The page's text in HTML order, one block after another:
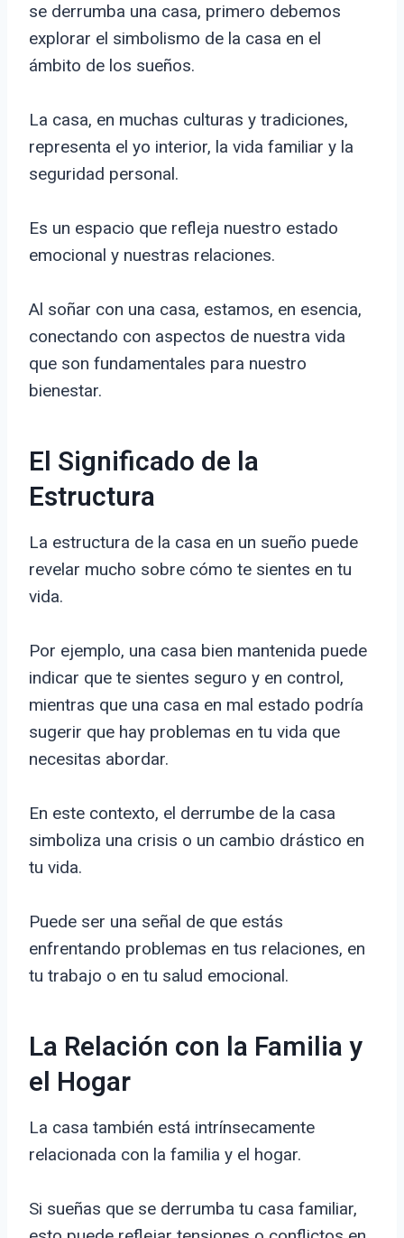
se derrumba una casa, primero debemos
explorar el simbolismo de la casa en el
ámbito de los sueños.
La casa, en muchas culturas y tradiciones,
representa el yo interior, la vida familiar y la
seguridad personal.
Es un espacio que refleja nuestro estado
emocional y nuestras relaciones.
Al soñar con una casa, estamos, en esencia,
conectando con aspectos de nuestra vida
que son fundamentales para nuestro
bienestar.
El Significado de la
Estructura
La estructura de la casa en un sueño puede
revelar mucho sobre cómo te sientes en tu
vida.
Por ejemplo, una casa bien mantenida puede
indicar que te sientes seguro y en control,
mientras que una casa en mal estado podría
sugerir que hay problemas en tu vida que
necesitas abordar.
En este contexto, el derrumbe de la casa
simboliza una crisis o un cambio drástico en
tu vida.
Puede ser una señal de que estás
enfrentando problemas en tus relaciones, en
tu trabajo o en tu salud emocional.
La Relación con la Familia y
el Hogar
La casa también está intrínsecamente
relacionada con la familia y el hogar.
Si sueñas que se derrumba tu casa familiar,